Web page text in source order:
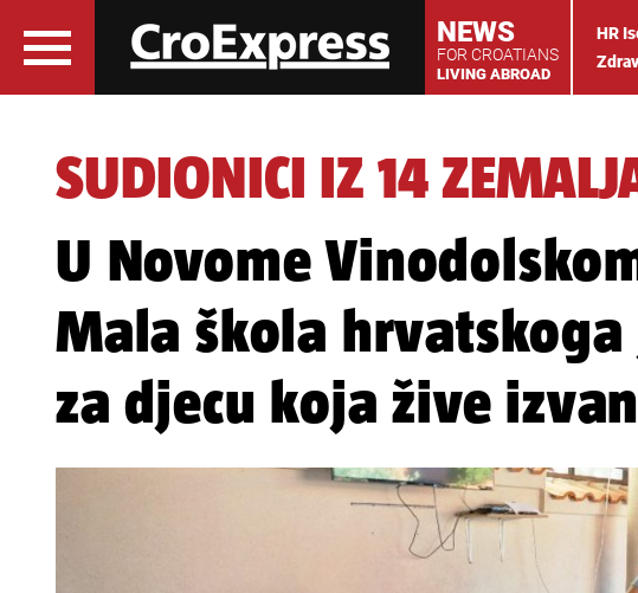
NEWS
FOR CROATIANS
LIVING ABROAD
HR
SUDIONICI IZ 14
U Novome
Mala škola
za djecu koja žive